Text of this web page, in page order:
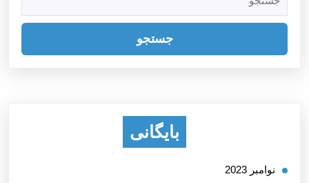
برای:
بایگانی
نوامبر 2023